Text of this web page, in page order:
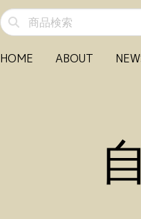
HOME ABOUT